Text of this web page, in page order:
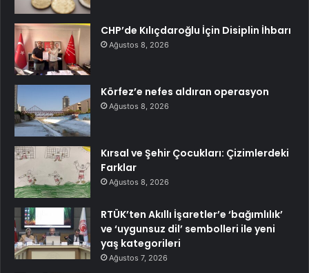
CHP’de Kılıçdaroğlu İçin Disiplin İhbarı
Ağustos 8, 2026
Körfez’e nefes aldıran operasyon
Ağustos 8, 2026
Kırsal ve Şehir Çocukları: Çizimlerdeki
Farklar
Ağustos 8, 2026
RTÜK’ten Akıllı İşaretler’e ‘bağımlılık’
ve ‘uygunsuz dil’ sembolleri ile yeni
yaş kategorileri
Ağustos 7, 2026